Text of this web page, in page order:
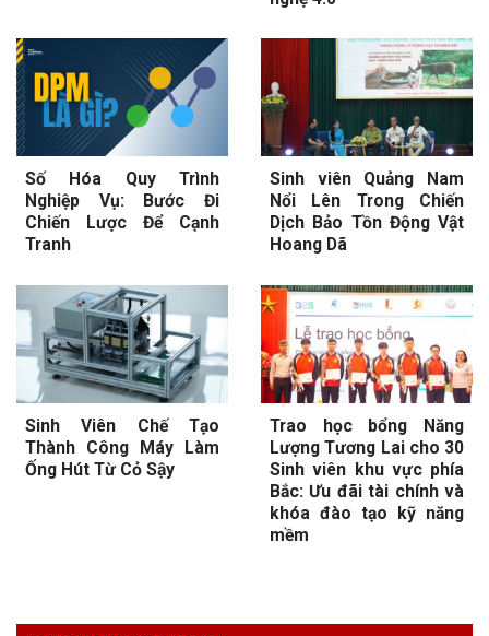
Số Hóa Quy Trình
Nghiệp Vụ: Bước Đi
Chiến Lược Để Cạnh
Tranh
Sinh viên Quảng Nam
Nổi Lên Trong Chiến
Dịch Bảo Tồn Động Vật
Hoang Dã
Sinh Viên Chế Tạo
Thành Công Máy Làm
Ống Hút Từ Cỏ Sậy
Trao học bổng Năng
Lượng Tương Lai cho 30
Sinh viên khu vực phía
Bắc: Ưu đãi tài chính và
khóa đào tạo kỹ năng
mềm